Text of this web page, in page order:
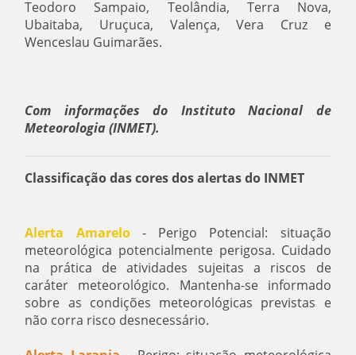
Teodoro Sampaio, Teolândia, Terra Nova,
Ubaitaba, Uruçuca, Valença, Vera Cruz e
Wenceslau Guimarães.
Com informações do Instituto Nacional de
Meteorologia (INMET).
Classificação das cores dos alertas do INMET
Alerta Amarelo- Perigo Potencial: situação
meteorológica potencialmente perigosa. Cuidado
na prática de atividades sujeitas a riscos de
caráter meteorológico. Mantenha-se informado
sobre as condições meteorológicas previstas e
não corra risco desnecessário.